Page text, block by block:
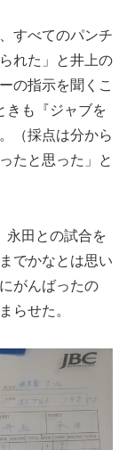
すべてのパンチ
れた」と井上の
の指示を聞くこ
きも『ジャブを
（採点は分から
たと思った」と
田との試合を
でかなとは思い
がんばったの
らせた。